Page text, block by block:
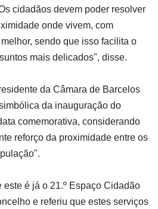
cidadãos devem poder resolver
onde vivem, com
sendo que isso facilita o
mais delicados", disse.
da Câmara de Barcelos
da inauguração do
comemorativa, considerando
reforço da proximidade entre os
é já o 21.º Espaço Cidadão
e referiu que estes serviços